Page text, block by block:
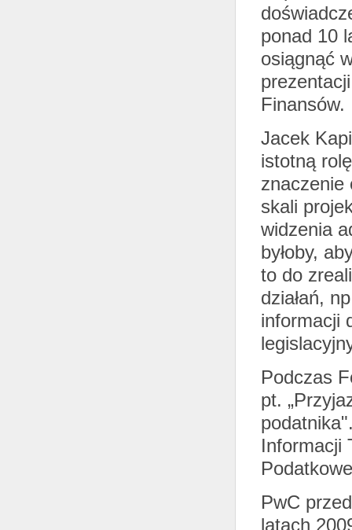
ponad 10
osiągnąć
Finansów.
Jacek
istotną
znaczenie
skali
widzenia
byłoby,
to do
działań,
informacji
Podczas
pt.
Informacji
PwC
latach